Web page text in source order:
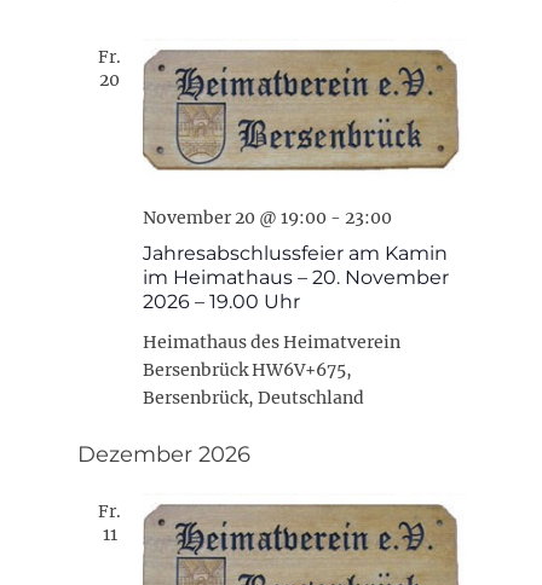
Fr.
20
Jahresabschlussfeier am Kamin
im Heimathaus – 20. November
2026 – 19.00 Uhr
November 20 @ 19:00 - 23:00
Heimathaus des Heimatverein
BersenbrückHW6V+675,
Bersenbrück, Deutschland
Dezember 2026
Fr.
11